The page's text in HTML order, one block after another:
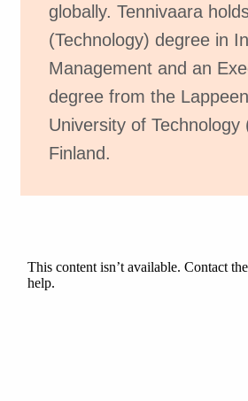
globally. Tennivaara
(Technology) degree in
Management and an
degree from the
University of Technology
Finland.